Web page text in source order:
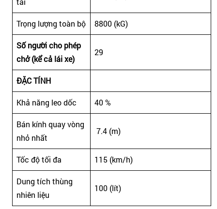
Trọng lượng toàn bộ 8800 (kG)
Số người cho phép
chở (kể cả lái xe)
29
ĐẶC TÍNH
Khả năng leo dốc 40 %
Bán kính quay vòng
nhỏ nhất
7.4 (m)
Tốc độ tối đa 115 (km/h)
Dung tích thùng
nhiên liệu
100 (lít)